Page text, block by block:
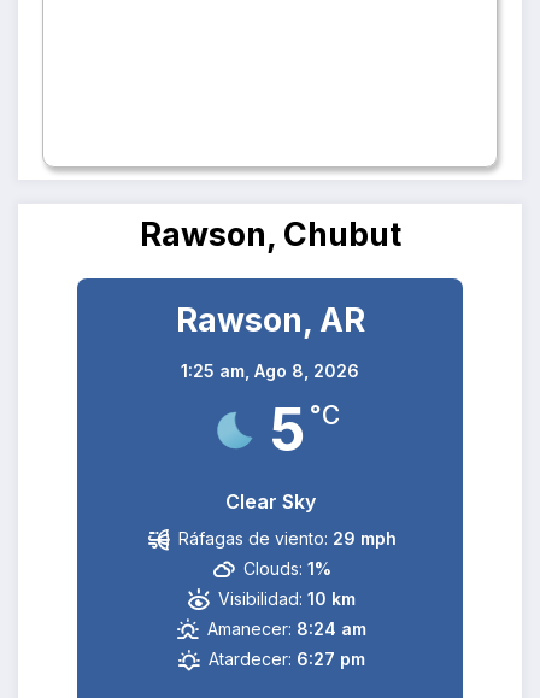
Rawson, Chubut
Rawson, AR
1:25 am, Ago 8, 2026
5 °C
Clear Sky
Ráfagas de viento: 29 mph
Clouds: 1%
Visibilidad: 10 km
Amanecer: 8:24 am
Atardecer: 6:27 pm